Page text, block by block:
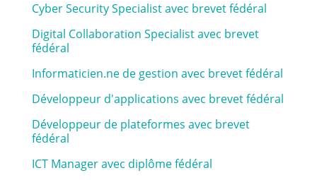
Cyber Security Specialist avec brevet fédéral
Digital Collaboration Specialist avec brevet
fédéral
Informaticien.ne de gestion avec brevet fédéral
Développeur d'applications avec brevet fédéral
Développeur de plateformes avec brevet
fédéral
ICT Manager avec diplôme fédéral